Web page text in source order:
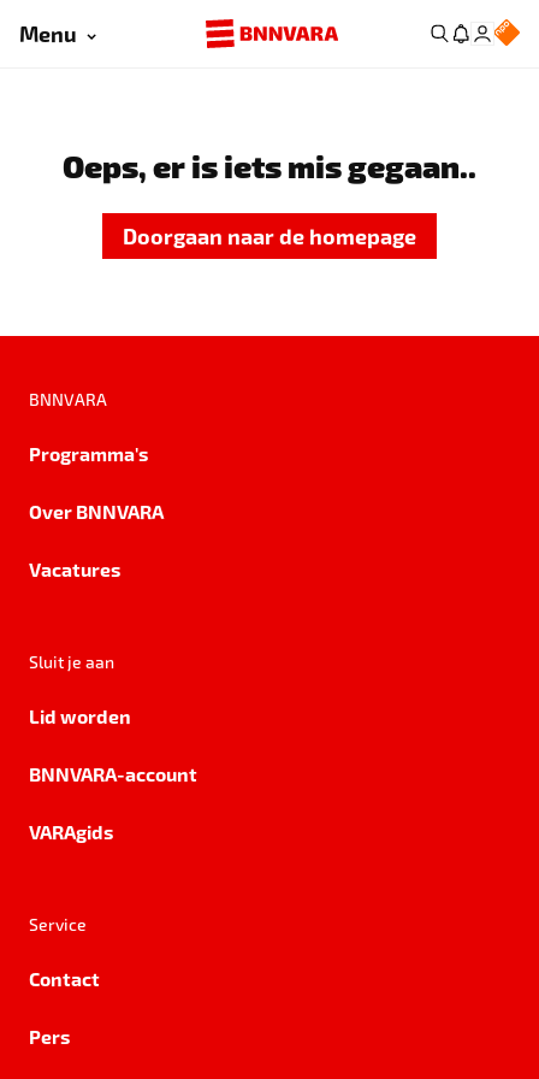
Menu
Oeps, er is iets mis gegaan..
Doorgaan naar de homepage
BNNVARA
Programma's
Over BNNVARA
Vacatures
Sluit je aan
Lid worden
BNNVARA-account
VARAgids
Service
Contact
Pers